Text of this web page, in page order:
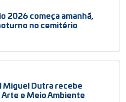
2026 começa amanhã,
no cemitério
Miguel Dutra recebe
e Meio Ambiente